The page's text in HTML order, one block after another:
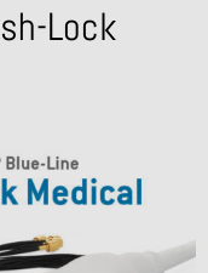
Lock